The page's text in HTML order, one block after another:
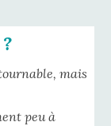
mais
peu à